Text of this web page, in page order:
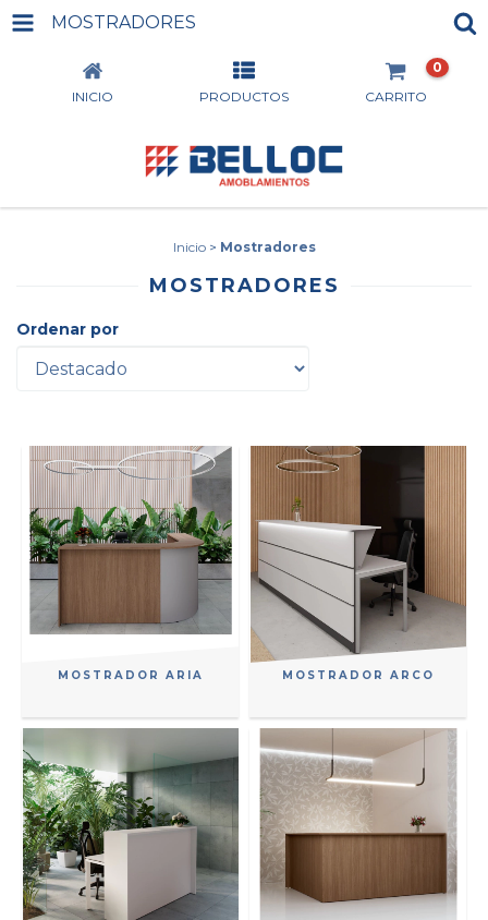
MOSTRADORES
INICIO PRODUCTOS CARRITO
0
Inicio > Mostradores
MOSTRADORES
Ordenar por
MOSTRADOR ARIA MOSTRADOR ARCO